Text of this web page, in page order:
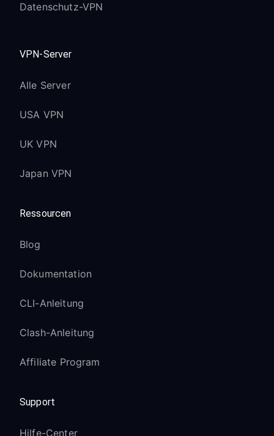
Datenschutz-VPN
VPN-Server
Alle Server
USA VPN
UK VPN
Japan VPN
Ressourcen
Blog
Dokumentation
CLI-Anleitung
Clash-Anleitung
Affiliate Program
Support
Hilfe-Center